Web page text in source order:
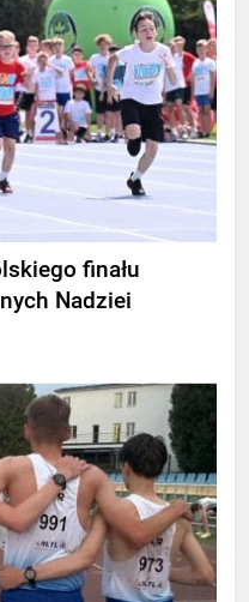
finału
Nadziei